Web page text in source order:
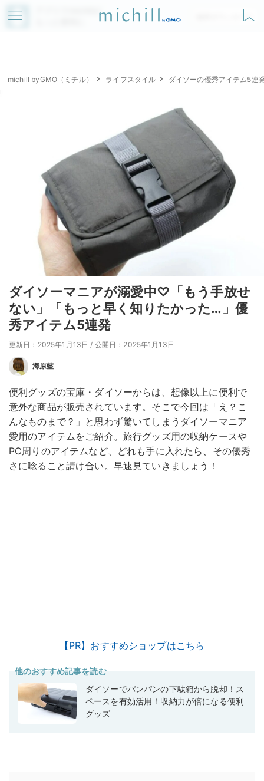
アプリでmichillが
無料ダウンロード
michill byGMO（ミチル） ライフスタイル ダイソーの優秀アイテム5連
ダイソーマニアが溺愛中♡「もう手放せ
ない」「もっと早く知りたかった…」優
秀アイテム5連発
更新日：2025年1月13日 / 公開日：2025年1月13日
海原藍
便利グッズの宝庫・ダイソーからは、想像以上に便利で
意外な商品が販売されています。そこで今回は「え？こ
んなものまで？」と思わず驚いてしまうダイソーマニア
愛用のアイテムをご紹介。旅行グッズ用の収納ケースや
PC周りのアイテムなど、どれも手に入れたら、その優秀
さに唸ること請け合い。早速見ていきましょう！
【PR】おすすめショップはこちら
他のおすすめ記事を読む
ダイソーでパンパンの下駄箱から脱却！ス
ペースを有効活用！収納力が倍になる便利
グッズ